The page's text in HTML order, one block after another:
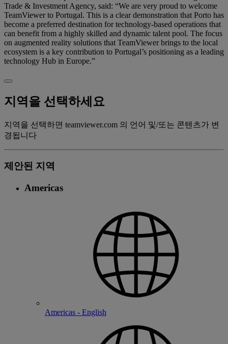
Trade & Investment Agency, said: “We are very proud to welcome
TeamViewer to Portugal. This is a clear demonstration that Porto has
become a preferred destination for technology-based operations that
can benefit from a highly skilled and dynamic talent pool. The focus
on augmented reality solutions that TeamViewer brings to the local
ecosystem is a key contribution to Portugal’s positioning as a leading
technology Hub in Europe.”
지역을 선택하세요
지역을 선택하면 teamviewer.com 의 언어 및/또는 콘텐츠가 변
경됩니다
제안된 지역
Americas
Americas - English